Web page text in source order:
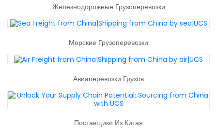
Железнодорожные Грузоперевозки
Морские Грузоперевозки
Авиаперевозки Грузов
Поставщики Из Китая